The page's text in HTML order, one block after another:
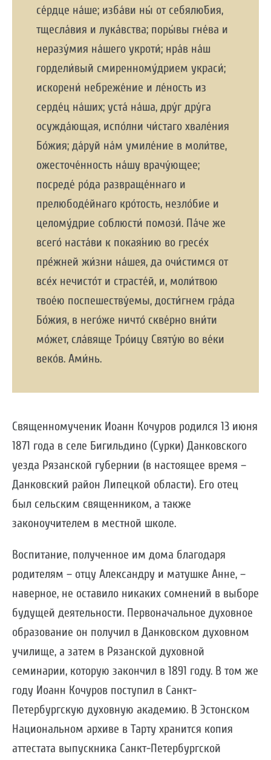
Священномученик Иоанн Кочуров родился 13 июня
1871 года в селе Бигильдино (Сурки) Данковского
уезда Рязанской губернии (в настоящее время –
Данковский район Липецкой области). Его отец
был сельским священником, а также
законоучителем в местной школе.
Воспитание, полученное им дома благодаря
родителям – отцу Александру и матушке Анне, –
наверное, не оставило никаких сомнений в выборе
будущей деятельности. Первоначальное духовное
образование он получил в Данковском духовном
училище, а затем в Рязанской духовной
семинарии, которую закончил в 1891 году. В том же
году Иоанн Кочуров поступил в Санкт-
Петербургскую духовную академию. В Эстонском
Национальном архиве в Тарту хранится копия
аттестата выпускника Санкт-Петербургской
се́рдце на́ше; изба́ви ны́ от себялю́бия,
тщесла́вия и лука́вства; поры́вы гне́ва и
неразу́мия на́шего укроти́; нра́в на́ш
гордели́вый смиренному́дрием украси́;
искорени́ небреже́ние и ле́ность из
серде́ц на́ших; уста́ на́ша, дру́г дру́га
осужда́ющая, испо́лни чи́стаго хвале́ния
Бо́жия; да́руй на́м умиле́ние в моли́тве,
ожесточе́нность на́шу врачу́ющее;
посреде́ ро́да развраще́ннаго и
прелюбоде́йнаго кро́тость, незло́бие и
целому́дрие соблюсти́ помози́. Па́че же
всего́ наста́ви к покая́нию во гресе́х
пре́жней жи́зни на́шея, да очи́стимся от
все́х нечисто́т и страсте́й, и, моли́твою
твое́ю поспешеству́емы, дости́гнем гра́да
Бо́жия, в него́же ничто́ скве́рно вни́ти
мо́жет, сла́вяще Тро́ицу Святу́ю во ве́ки
веко́в. Ами́нь.